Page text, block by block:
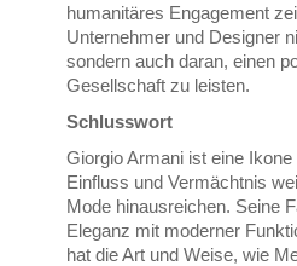
humanitäres Engagement
Unternehmer und Designer
sondern auch daran, einen
Gesellschaft zu leisten.
Schlusswort
Giorgio Armani ist eine
Einfluss und Vermächtnis
Mode hinausreichen. Seine
Eleganz mit moderner
hat die Art und Weise, wie